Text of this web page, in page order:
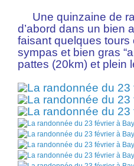
Une quinzaine de
d’abord dans un bien
faisant quelques tours
sympas et bien gras
pattes (20km) et plein